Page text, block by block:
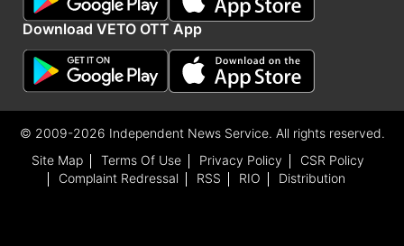
Download VETO OTT App
© 2009-2026 Independent News Service. All rights reserved.
Site Map
Terms Of Use Privacy Policy
CSR Policy
Complaint Redressal
RSS RIO Distribution